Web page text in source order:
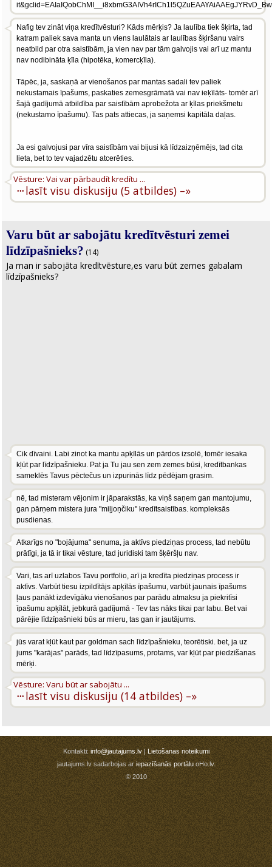
Nafig tev zināt viņa kredītvēsturi? Kāds mērķis? Ja laulība tiek šķirta, tad
katram paliek sava manta un viens laulātais ar laulības šķiršanu vairs
neatbild par otra saistībām, ja vien nav par tām galvojis vai arī uz mantu
nav nodibināta ķīla (hipotēka, komercķīla).
Tāpēc, ja, saskaņā ar vienošanos par mantas sadali tev paliek
nekustamais īpašums, paskaties zemesgrāmatā vai nav ieķīlāts- tomēr arī
šajā gadījumā atbildība par saistībām aprobežota ar ķīlas priekšmetu
(nekustamo īpašumu). Tas pats attiecas, ja saņemsi kapitāla daļas.
Ja esi galvojusi par vīra saistībām vai bijusi kā līdzaizņēmējs, tad cita
lieta, bet to tev vajadzētu atcerēties.
···
Vēsture: Vai var pārbaudīt kredītu ...
lasīt visu diskusiju (5 atbildes) –»
Varu būt ar sabojātu kredītvēsturi zemei
līdzīpašnieks? (14)
Ja man ir sabojāta kredītvēsture,es varu būt zemes gabalam
līdzīpašnieks?
Cik dīvaini. Labi zinot ka mantu apķīlās un pārdos izsolē, tomēr iesaka
kļūt par līdzīpašnieku. Pat ja Tu jau sen zem zemes būsi, kredītbankas
sameklēs Tavus pēctečus un izpurinās līdz pēdējam grasim.
nē, tad misteram vējonim ir jāparakstās, ka viņš saņem gan mantojumu,
gan pārņem mistera jura "miļjoņčiku" kredītsaistības. kompleksās
pusdienas.
Atkarīgs no "bojājuma" senuma, ja aktīvs piedziņas process, tad nebūtu
prātīgi, ja tā ir tikai vēsture, tad juridiski tam šķēršļu nav.
Vari, tas arī uzlabos Tavu portfolio, arī ja kredīta piedziņas process ir
aktīvs. Varbūt tiesu izpildītājs apķīlās īpašumu, varbūt jaunais īpašums
ļaus panākt izdevīgāku vienošanos par parādu atmaksu ja piekritīsi
īpašumu apķīlāt, jebkurā gadījumā - Tev tas nāks tikai par labu. Bet vai
pārējie līdzīpašnieki būs ar mieru, tas gan ir jautājums.
jūs varat kļūt kaut par goldman sach līdzīpašnieku, teorētiski. bet, ja uz
jums "karājas" parāds, tad līdzīpasums, protams, var kļūt par piedzīšanas
mērķi.
···
Vēsture: Varu būt ar sabojātu ...
lasīt visu diskusiju (14 atbildes) –»
Kontakti:info@jautajums.lv|Lietošanas noteikumi
jautajums.lv sadarbojas ariepazīšanās portāluoHo.lv.
© 2010